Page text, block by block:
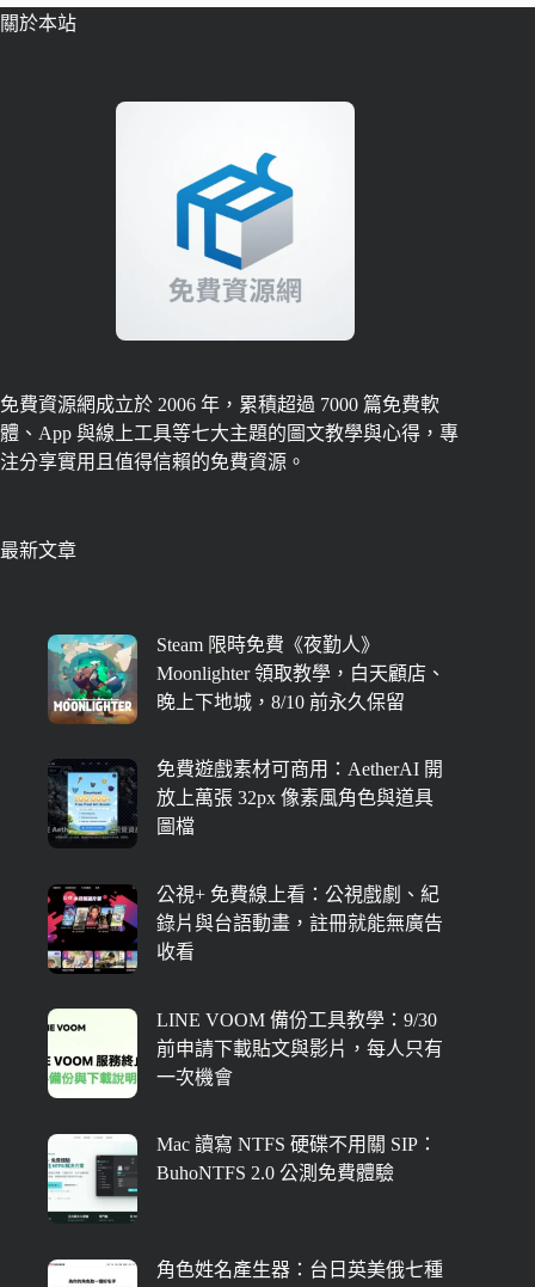
關於本站
免費資源網成立於 2006 年，累積超過 7000 篇免費軟
體、App 與線上工具等七大主題的圖文教學與心得，專
注分享實用且值得信賴的免費資源。
最新文章
Steam 限時免費《夜勤人》
Moonlighter 領取教學，白天顧店、
晚上下地城，8/10 前永久保留
免費遊戲素材可商用：AetherAI 開
放上萬張 32px 像素風角色與道具
圖檔
公視+ 免費線上看：公視戲劇、紀
錄片與台語動畫，註冊就能無廣告
收看
LINE VOOM 備份工具教學：9/30
前申請下載貼文與影片，每人只有
一次機會
Mac 讀寫 NTFS 硬碟不用關 SIP：
BuhoNTFS 2.0 公測免費體驗
角色姓名產生器：台日英美俄七種